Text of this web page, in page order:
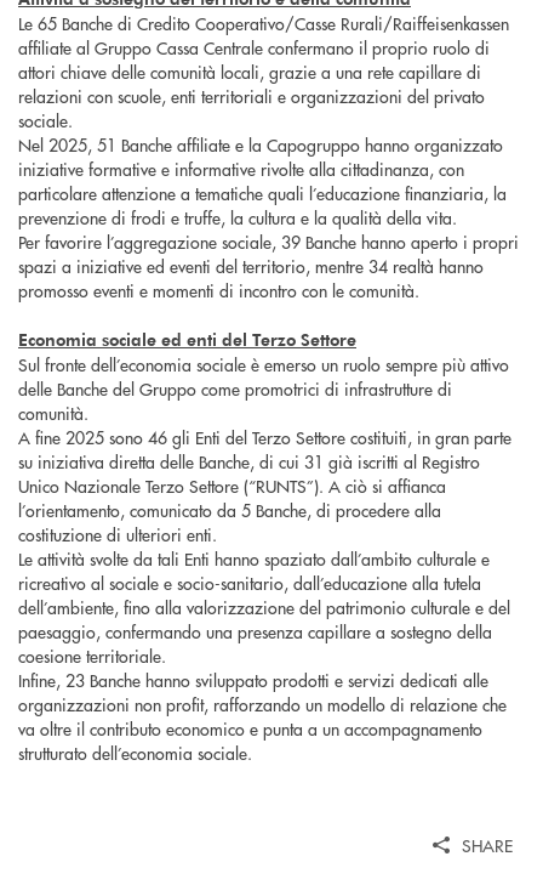
Le 65 Banche di Credito Cooperativo/Casse Rurali/Raiffeisenkassen
affiliate al Gruppo Cassa Centrale confermano il proprio ruolo di
attori chiave delle comunità locali, grazie a una rete capillare di
relazioni con scuole, enti territoriali e organizzazioni del privato
sociale.
Nel 2025, 51 Banche affiliate e la Capogruppo hanno organizzato
iniziative formative e informative rivolte alla cittadinanza, con
particolare attenzione a tematiche quali l’educazione finanziaria, la
prevenzione di frodi e truffe, la cultura e la qualità della vita.
Per favorire l’aggregazione sociale, 39 Banche hanno aperto i propri
spazi a iniziative ed eventi del territorio, mentre 34 realtà hanno
promosso eventi e momenti di incontro con le comunità.
Economia sociale ed enti del Terzo Settore
Sul fronte dell’economia sociale è emerso un ruolo sempre più attivo
delle Banche del Gruppo come promotrici di infrastrutture di
comunità.
A fine 2025 sono 46 gli Enti del Terzo Settore costituiti, in gran parte
su iniziativa diretta delle Banche, di cui 31 già iscritti al Registro
Unico Nazionale Terzo Settore (“RUNTS”). A ciò si affianca
l’orientamento, comunicato da 5 Banche, di procedere alla
costituzione di ulteriori enti.
Le attività svolte da tali Enti hanno spaziato dall’ambito culturale e
ricreativo al sociale e socio-sanitario, dall’educazione alla tutela
dell’ambiente, fino alla valorizzazione del patrimonio culturale e del
paesaggio, confermando una presenza capillare a sostegno della
coesione territoriale.
Infine, 23 Banche hanno sviluppato prodotti e servizi dedicati alle
organizzazioni non profit, rafforzando un modello di relazione che
va oltre il contributo economico e punta a un accompagnamento
strutturato dell’economia sociale.
SHARE